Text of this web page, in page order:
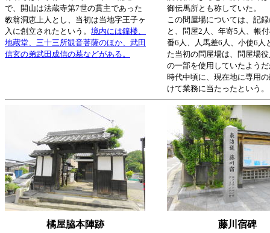
で、開山は法蔵寺第7世の貫主であった
教翁洞恵上人とし、当初は当地字王子ヶ
入に創立されたという。 境内には鐘楼、
地蔵堂、三十三所観音菩薩のほか、武田
信玄の弟武田成信の墓などがある。
御伝馬所とも称していた。
この問屋場については、記
と、問屋2人、年寄5人、帳
番6人、人馬差6人、小使6人
た当初の問屋場は、問屋場
の一部を使用していたよう
時代中頃に、現在地に専用
けて業務に当たったという。
橘屋脇本陣跡 藤川宿碑